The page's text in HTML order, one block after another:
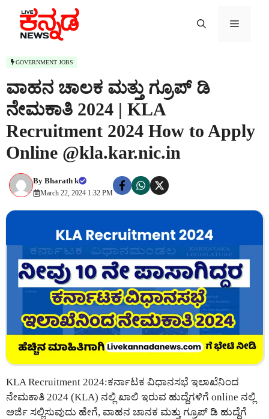
content
Menu
GOVERNMENT JOBS
ವಾಹನ ಚಾಲಕ ಮತ್ತು ಗ್ರೂಪ್ ಡಿ
ನೇಮಕಾತಿ 2024 | KLA
Recruitment 2024 How to Apply
Online @kla.kar.nic.in
By Bharath k
March 22, 2024 1:32 PM
KLA Recruitment 2024:ಕರ್ನಾಟಕ ವಿಧಾನಸಭೆ ಇಲಾಖೆನಿಂದ
ನೇಮಕಾತಿ 2024 (KLA) ನಲ್ಲಿ ಖಾಲಿ ಇರುವ ಹುದ್ದೆಗಳಿಗೆ online ನಲ್ಲಿ
ಅರ್ಜಿ ಸಲ್ಲಿಸುವುದು ಹೇಗೆ, ವಾಹನ ಚಾನಕ ಮತ್ತು ಗ್ರೂಪ್ ಡಿ ಹುದ್ದೆಗೆ